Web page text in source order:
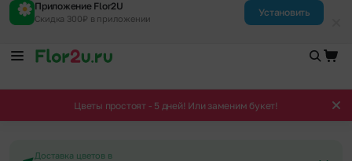
Приложение Flor2U
Скидка 300₽ в приложении
Установить
Цветы простоят - 5 дней! Или заменим букет!
Доставка цветов в